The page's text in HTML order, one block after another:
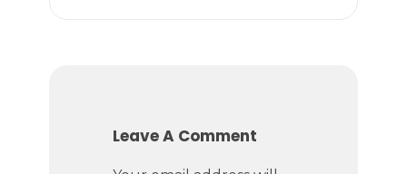
Leave A Comment